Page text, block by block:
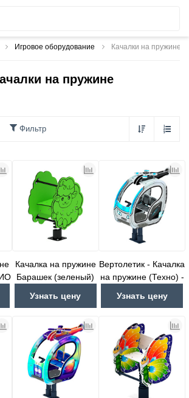
Игровое оборудование Качалки на пружине
на пружине
Фильтр
Качалка на пружине
Барашек (зеленый)
Узнать цену
Вертолетик - Качалка
на пружине (Техно) -
Узнать цену